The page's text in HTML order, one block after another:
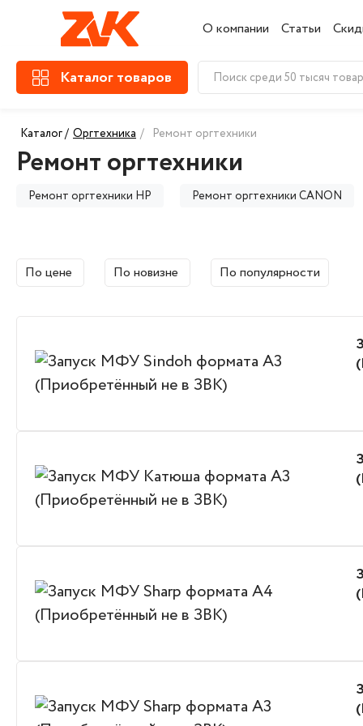
О компании Статьи
Каталог товаров
Каталог / Оргтехника / Ремонт оргтехники
Ремонт оргтехники
Ремонт оргтехники HP Ремонт оргтехники CANON
Ремонт оргтехники DELI Ремонт оргтехники EPSON
Ремонт оргтехники LEXMARK Ремонт оргтехники
Ремонт оргтехники SINDOH Ремонт оргтехники
По цене По новизне По популярности